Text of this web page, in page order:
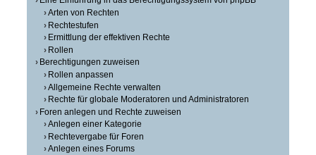
Arten von Rechten
Rechtestufen
Ermittlung der effektiven Rechte
Rollen
Berechtigungen zuweisen
Rollen anpassen
Allgemeine Rechte verwalten
Rechte für globale Moderatoren und Administratoren
Foren anlegen und Rechte zuweisen
Anlegen einer Kategorie
Rechtevergabe für Foren
Anlegen eines Forums